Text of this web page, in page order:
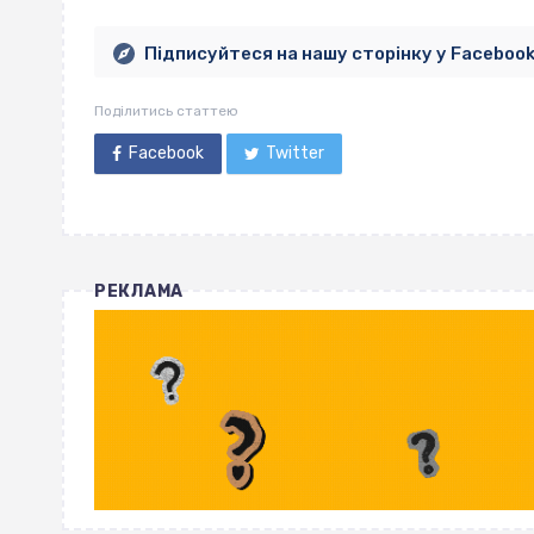
Підписуйтеся на нашу сторінку у Facebook
Поділитись статтею
Facebook Twitter
РЕКЛАМА